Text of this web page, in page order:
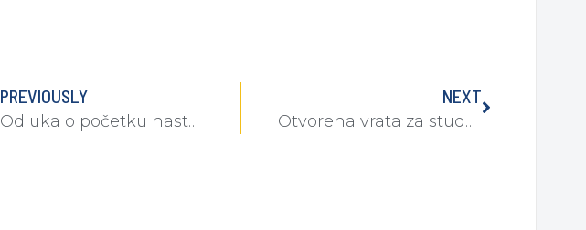
PREVIOUSLY
Odluka o početku nastave u ak. god. 2019./2020.
NEXT
Otvorena vrata za studente u SAFU